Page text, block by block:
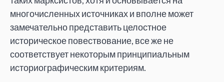
многочисленных источниках и вполне может
замечательно представить целостное
историческое повествование, все же не
соответствует некоторым принципиальным
историографическим критериям.